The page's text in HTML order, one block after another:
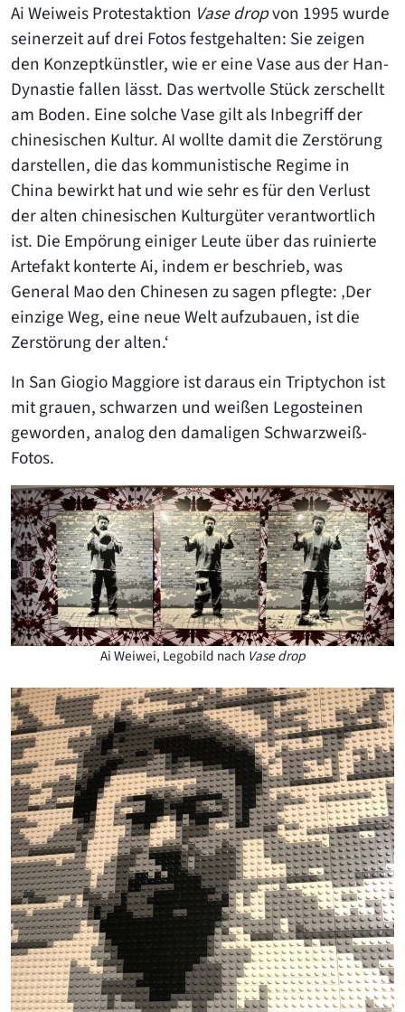
Ai Weiweis Protestaktion Vase dropvon 1995 wurde
seinerzeit auf drei Fotos festgehalten: Sie zeigen
den Konzeptkünstler, wie er eine Vase aus der Han-
Dynastie fallen lässt. Das wertvolle Stück zerschellt
am Boden. Eine solche Vase gilt als Inbegriff der
chinesischen Kultur. AI wollte damit die Zerstörung
darstellen, die das kommunistische Regime in
China bewirkt hat und wie sehr es für den Verlust
der alten chinesischen Kulturgüter verantwortlich
ist. Die Empörung einiger Leute über das ruinierte
Artefakt konterte Ai, indem er beschrieb, was
General Mao den Chinesen zu sagen pflegte: ‚Der
einzige Weg, eine neue Welt aufzubauen, ist die
Zerstörung der alten.‘
In San Giogio Maggiore ist daraus ein Triptychon ist
mit grauen, schwarzen und weißen Legosteinen
geworden, analog den damaligen Schwarzweiß-
Fotos.
Ai Weiwei, Legobild nach Vase drop